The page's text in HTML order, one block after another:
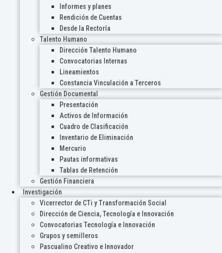
Informes y planes
Rendición de Cuentas
Desde la Rectoría
Talento Humano
Dirección Talento Humano
Convocatorias Internas
Lineamientos
Constancia Vinculación a Terceros
Gestión Documental
Presentación
Activos de Información
Cuadro de Clasificación
Inventario de Eliminación
Mercurio
Pautas informativas
Tablas de Retención
Gestión Financiera
Investigación
Vicerrector de CTi y Transformación Social
Dirección de Ciencia, Tecnología e Innovación
Convocatorias Tecnología e Innovación
Grupos y semilleros
Pascualino Creativo e Innovador